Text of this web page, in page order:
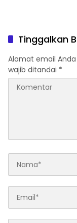
Tinggalkan
Alamat email
wajib ditandai *